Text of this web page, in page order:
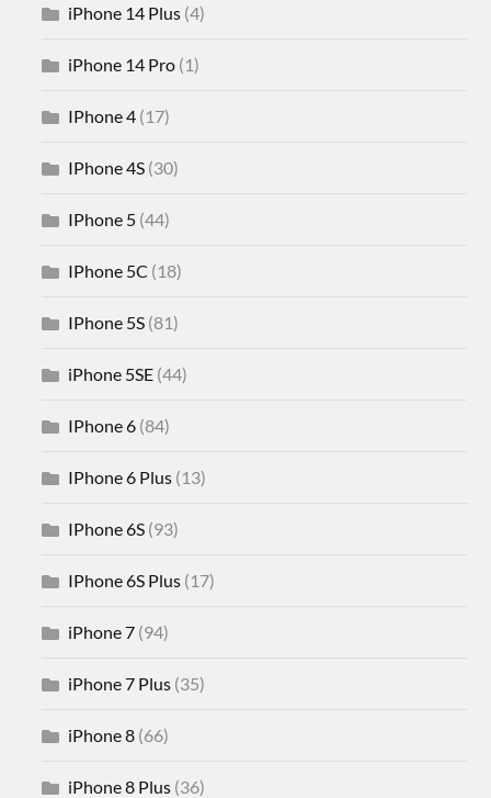
iPhone 14 Plus (4)
iPhone 14 Pro (1)
IPhone 4 (17)
IPhone 4S (30)
IPhone 5 (44)
IPhone 5C (18)
IPhone 5S (81)
iPhone 5SE (44)
IPhone 6 (84)
IPhone 6 Plus (13)
IPhone 6S (93)
IPhone 6S Plus (17)
iPhone 7 (94)
iPhone 7 Plus (35)
iPhone 8 (66)
iPhone 8 Plus (36)